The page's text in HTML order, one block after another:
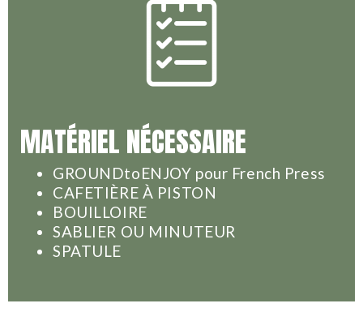
MATÉRIEL NÉCESSAIRE
GROUNDtoENJOY pour French Press
CAFETIÈRE À PISTON
BOUILLOIRE
SABLIER OU MINUTEUR
SPATULE